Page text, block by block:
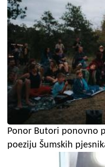
Ponor Butori ponovno
poeziju Šumskih